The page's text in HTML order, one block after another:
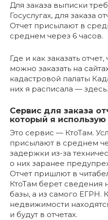
Для заказа выписки
Госуслугах, для заказа
Отчет присылают в
среднем через 6 часов.
Где и как заказать
можно заказать на
кадастровой палаты
них я расписала — здесь.
Сервис для заказа
который я использую
Это сервис — КтоТам.
присылают в среднем
задержки из-за
о них заранее
Отчет пришлют в
КтоТам берет сведения
базы, а из самого ЕГРН.
недвижимости
и будут в отчетах.